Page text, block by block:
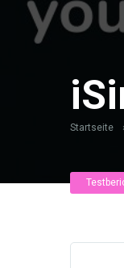
Startseite